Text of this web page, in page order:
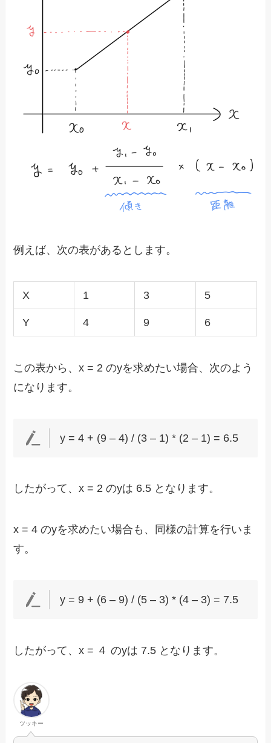
例えば、次の表があるとします。
X 1 3 5
Y 4 9 6
この表から、x = 2 のyを求めたい場合、次のよう
になります。
y = 4 + (9 – 4) / (3 – 1) * (2 – 1) = 6.5
したがって、x = 2 のyは 6.5 となります。
x = 4 のyを求めたい場合も、同様の計算を行いま
す。
y = 9 + (6 – 9) / (5 – 3) * (4 – 3) = 7.5
したがって、x = ４ のyは 7.5 となります。
ツッキー